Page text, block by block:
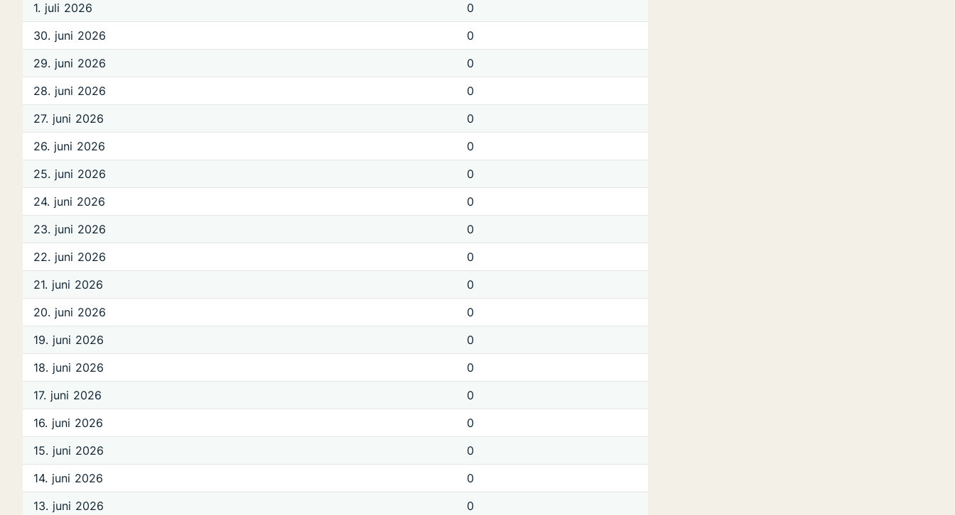
1. juli 2026
0
30. juni 2026
0
29. juni 2026
0
28. juni 2026
0
27. juni 2026
0
26. juni 2026
0
25. juni 2026
0
24. juni 2026
0
23. juni 2026
0
22. juni 2026
0
21. juni 2026
0
20. juni 2026
0
19. juni 2026
0
18. juni 2026
0
17. juni 2026
0
16. juni 2026
0
15. juni 2026
0
14. juni 2026
0
13. juni 2026
0